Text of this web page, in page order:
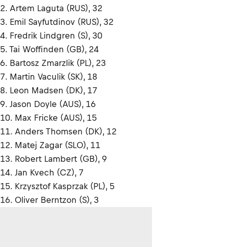
2. Artem Laguta (RUS), 32
3. Emil Sayfutdinov (RUS), 32
4. Fredrik Lindgren (S), 30
5. Tai Woffinden (GB), 24
6. Bartosz Zmarzlik (PL), 23
7. Martin Vaculik (SK), 18
8. Leon Madsen (DK), 17
9. Jason Doyle (AUS), 16
10. Max Fricke (AUS), 15
11. Anders Thomsen (DK), 12
12. Matej Zagar (SLO), 11
13. Robert Lambert (GB), 9
14. Jan Kvech (CZ), 7
15. Krzysztof Kasprzak (PL), 5
16. Oliver Berntzon (S), 3